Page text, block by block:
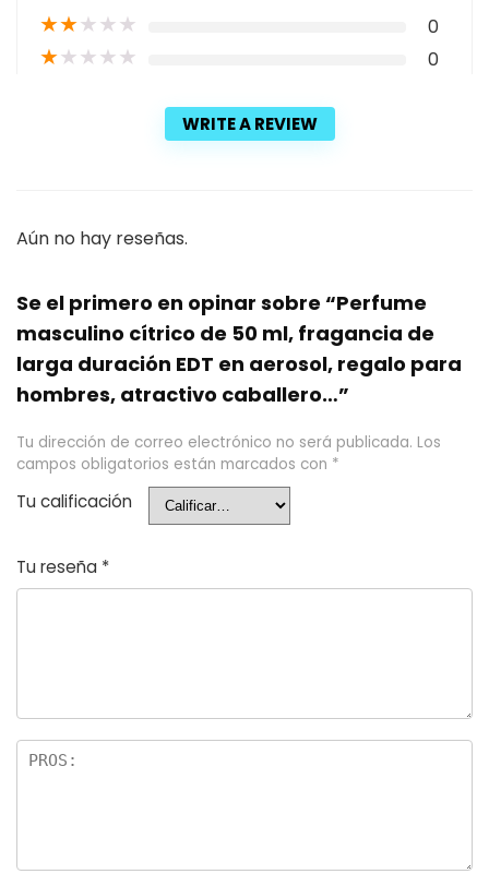
★★★★★ 0
★★★★★ 0
WRITE A REVIEW
Aún no hay reseñas.
Se el primero en opinar sobre “Perfume
masculino cítrico de 50 ml, fragancia de
larga duración EDT en aerosol, regalo para
hombres, atractivo caballero…”
Tu dirección de correo electrónico no será publicada. Los
campos obligatorios están marcados con *
Tu calificación
Tu reseña *